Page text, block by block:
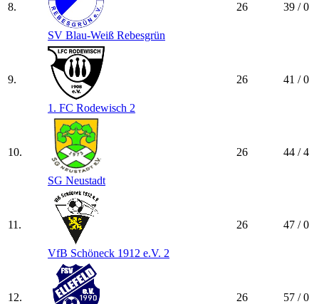
8.
SV Blau-Weiß Rebesgrün
26 39 / 0
9.
1. FC Rodewisch 2
26 41 / 0
10.
SG Neustadt
26 44 / 4
11.
VfB Schöneck 1912 e.V. 2
26 47 / 0
12. 26 57 / 0